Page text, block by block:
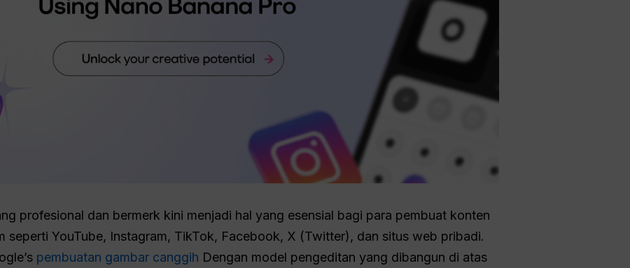
profesional dan bermerk kini menjadi hal yang esensial bagi para pembuat konten
seperti YouTube, Instagram, TikTok, Facebook, X (Twitter), dan situs web pribadi.
pembuatan gambar canggih Dengan model pengeditan yang dibangun di atas